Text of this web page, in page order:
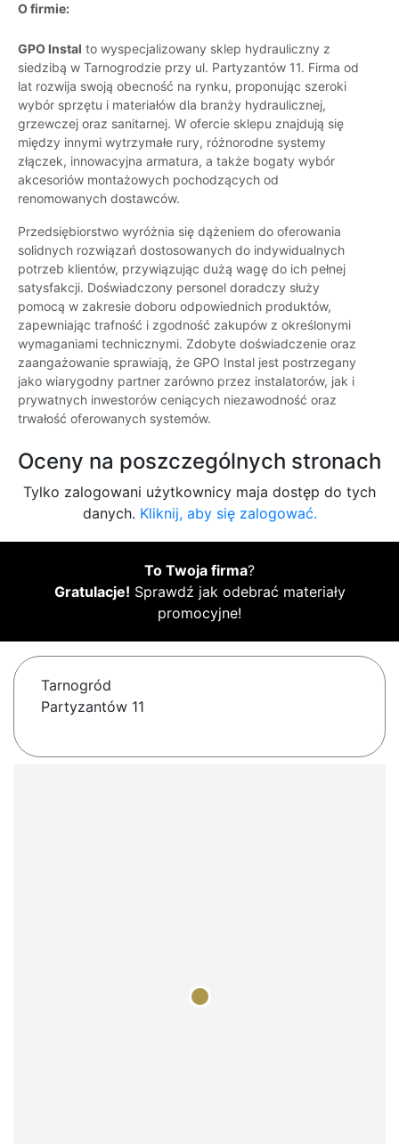
O firmie:
GPO Instal to wyspecjalizowany sklep hydrauliczny z
siedzibą w Tarnogrodzie przy ul. Partyzantów 11. Firma od
lat rozwija swoją obecność na rynku, proponując szeroki
wybór sprzętu i materiałów dla branży hydraulicznej,
grzewczej oraz sanitarnej. W ofercie sklepu znajdują się
między innymi wytrzymałe rury, różnorodne systemy
złączek, innowacyjna armatura, a także bogaty wybór
akcesoriów montażowych pochodzących od
renomowanych dostawców.
Przedsiębiorstwo wyróżnia się dążeniem do oferowania
solidnych rozwiązań dostosowanych do indywidualnych
potrzeb klientów, przywiązując dużą wagę do ich pełnej
satysfakcji. Doświadczony personel doradczy służy
pomocą w zakresie doboru odpowiednich produktów,
zapewniając trafność i zgodność zakupów z określonymi
wymaganiami technicznymi. Zdobyte doświadczenie oraz
zaangażowanie sprawiają, że GPO Instal jest postrzegany
jako wiarygodny partner zarówno przez instalatorów, jak i
prywatnych inwestorów ceniących niezawodność oraz
trwałość oferowanych systemów.
Oceny na poszczególnych stronach
Tylko zalogowani użytkownicy maja dostęp do tych
danych. Kliknij, aby się zalogować.
To Twoja firma?
Gratulacje! Sprawdź jak odebrać materiały
promocyjne!
Tarnogród
Partyzantów 11